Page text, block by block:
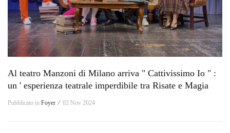
Al teatro Manzoni di Milano arriva " Cattivissimo Io " :
un ' esperienza teatrale imperdibile tra Risate e Magia
Pubblicato in Foyer ⁄ 02 Nov 2024